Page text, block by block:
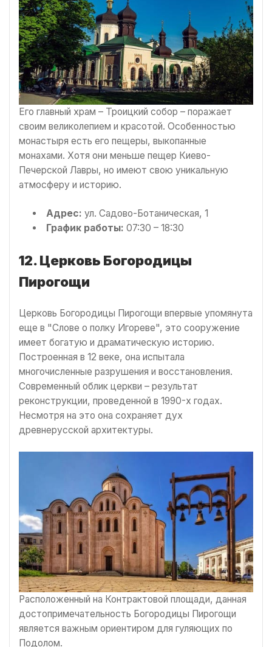
Его главный храм – Троицкий собор – поражает
своим великолепием и красотой. Особенностью
монастыря есть его пещеры, выкопанные
монахами. Хотя они меньше пещер Киево-
Печерской Лавры, но имеют свою уникальную
атмосферу и историю.
Адрес: ул. Садово-Ботаническая, 1
График работы: 07:30 – 18:30
12. Церковь Богородицы
Пирогощи
Церковь Богородицы Пирогощи впервые упомянута
еще в "Слове о полку Игореве", это сооружение
имеет богатую и драматическую историю.
Построенная в 12 веке, она испытала
многочисленные разрушения и восстановления.
Современный облик церкви – результат
реконструкции, проведенной в 1990-х годах.
Несмотря на это она сохраняет дух
древнерусской архитектуры.
Расположенный на Контрактовой площади, данная
достопримечательность Богородицы Пирогощи
является важным ориентиром для гуляющих по
Подолом.